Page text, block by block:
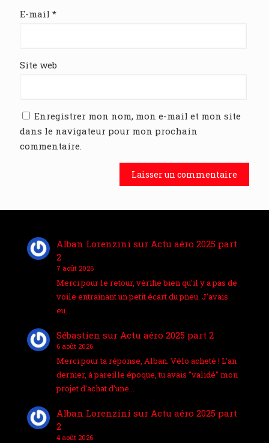
E-mail *
Site web
Enregistrer mon nom, mon e-mail et mon site
dans le navigateur pour mon prochain
commentaire.
Alban Lorenzini sur Actu aéro 2025 part
2
7 août 2026
Merci pour le retour, vérifie bien qu'il y a pas de
voile entrainant un petit écart du pneu. J'avais
eu…
Sébastien sur Actu aéro 2025 part 2
6 août 2026
Merci pour ta réponse, Alban. Vélo acheté ! L'an
dernier, à pareille époque, tu avais "validé" mon
projet d'achat d'une…
Alban Lorenzini sur Actu aéro 2025 part
2
4 août 2026